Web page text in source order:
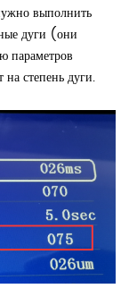
выполнить
дуги (они
параметров
степень дуги.